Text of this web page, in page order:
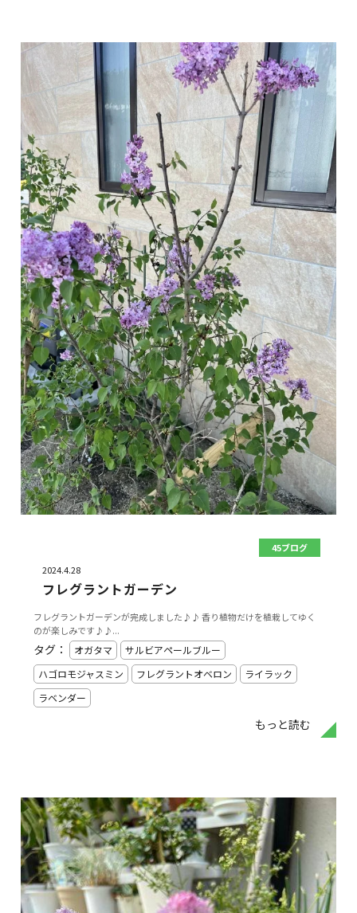
45ブログ
2024.4.28
フレグラントガーデン
フレグラントガーデンが完成しました♪♪ 香り植物だけを植栽してゆく
のが楽しみです♪♪...
もっと読む
タグ： オガタマ
サルビアペールブルー
ハゴロモジャスミン
フレグラントオベロン
ライラック
ラベンダー